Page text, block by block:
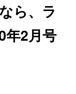
ら、ラ
年2月号